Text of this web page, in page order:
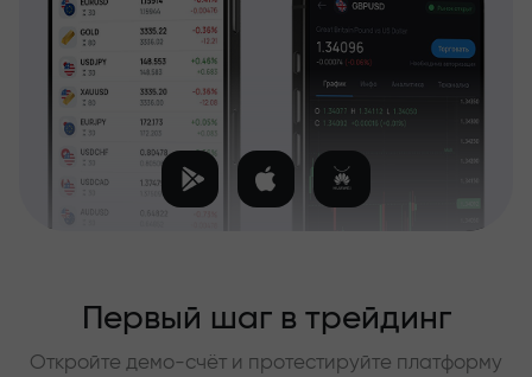
Первый шаг в трейдинг
Откройте демо-счёт и протестируйте платформу